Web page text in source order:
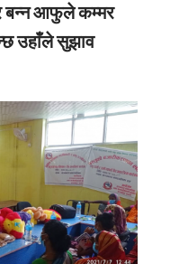
बन्न आफुले कम्मर
उहाँले सुझाव